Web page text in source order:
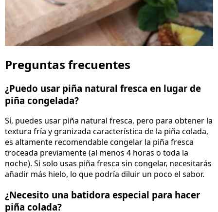
Preguntas frecuentes
¿Puedo usar piña natural fresca en lugar de
piña congelada?
Sí, puedes usar piña natural fresca, pero para obtener la
textura fría y granizada característica de la piña colada,
es altamente recomendable congelar la piña fresca
troceada previamente (al menos 4 horas o toda la
noche). Si solo usas piña fresca sin congelar, necesitarás
añadir más hielo, lo que podría diluir un poco el sabor.
¿Necesito una batidora especial para hacer
piña colada?